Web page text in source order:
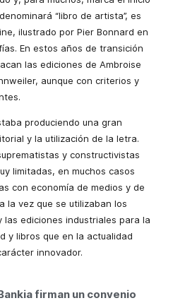
“libro de artista”, es
ilustrado por Pier Bonnard en
En estos años de transición
las ediciones de Ambroise
aunque con criterios y
produciendo una gran
y la utilización de la letra.
y constructivistas
limitadas, en muchos casos
con economía de medios y de
la vez que se utilizaban los
ediciones industriales para la
y libros que en la actualidad
innovador.
firman un convenio